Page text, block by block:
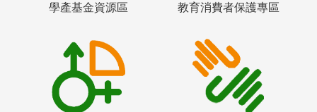
學產基金資源區 教育消費者保護專區